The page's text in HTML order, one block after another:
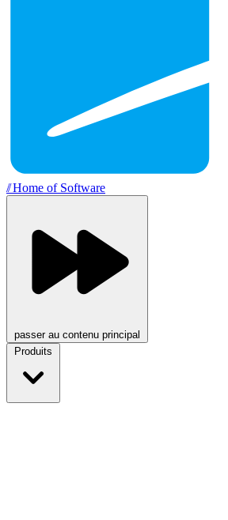
//Home of Software
passer au contenu principal
Produits